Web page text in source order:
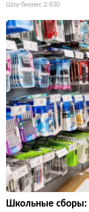
Шоу-бизнес 2 630
Школьные сборы: